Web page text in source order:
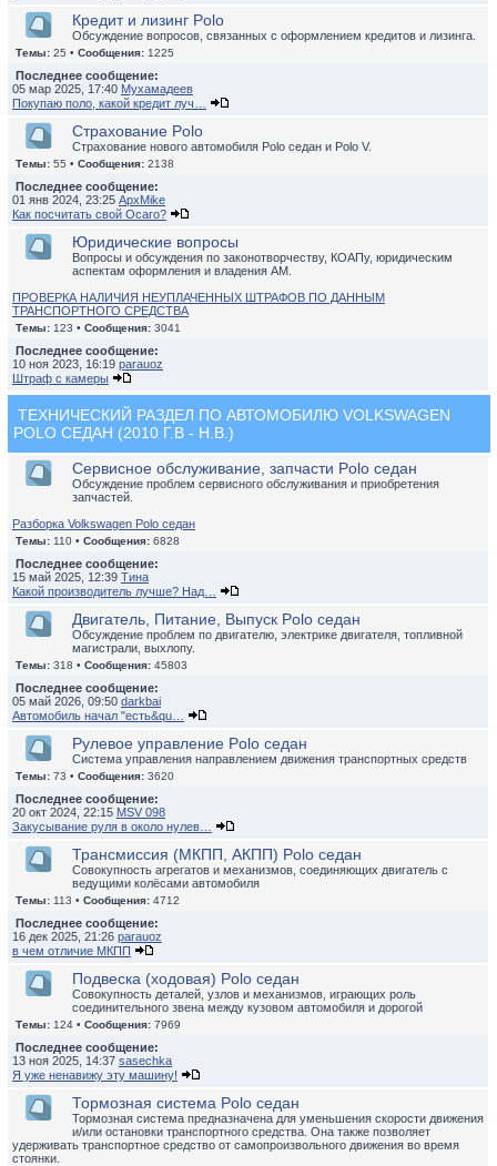
Кредит и лизинг Polo
Обсуждение вопросов, связанных с оформлением кредитов и лизинга.
Темы: 25 • Сообщения: 1225
Последнее сообщение:
05 мар 2025, 17:40 Мухамадеев
Покупаю поло, какой кредит луч…
Страхование Polo
Страхование нового автомобиля Polo седан и Polo V.
Темы: 55 • Сообщения: 2138
Последнее сообщение:
01 янв 2024, 23:25 ApxMike
Как посчитать свой Осаго?
Юридические вопросы
Вопросы и обсуждения по законотворчеству, КОАПу, юридическим
аспектам оформления и владения АМ.
ПРОВЕРКА НАЛИЧИЯ НЕУПЛАЧЕННЫХ ШТРАФОВ ПО ДАННЫМ
ТРАНСПОРТНОГО СРЕДСТВА
Темы: 123 • Сообщения: 3041
Последнее сообщение:
10 ноя 2023, 16:19 parauoz
Штраф с камеры
ТЕХНИЧЕСКИЙ РАЗДЕЛ ПО АВТОМОБИЛЮ VOLKSWAGEN
POLO СЕДАН (2010 Г.В - Н.В.)
Сервисное обслуживание, запчасти Polo седан
Обсуждение проблем сервисного обслуживания и приобретения
запчастей.
Разборка Volkswagen Polo седан
Темы: 110 • Сообщения: 6828
Последнее сообщение:
15 май 2025, 12:39 Тина
Какой производитель лучше? Над…
Двигатель, Питание, Выпуск Polo седан
Обсуждение проблем по двигателю, электрике двигателя, топливной
магистрали, выхлопу.
Темы: 318 • Сообщения: 45803
Последнее сообщение:
05 май 2026, 09:50 darkbai
Автомобиль начал "есть&qu…
Рулевое управление Polo седан
Система управления направлением движения транспортных средств
Темы: 73 • Сообщения: 3620
Последнее сообщение:
20 окт 2024, 22:15 MSV 098
Закусывание руля в около нулев…
Трансмиссия (МКПП, АКПП) Polo седан
Совокупность агрегатов и механизмов, соединяющих двигатель с
ведущими колёсами автомобиля
Темы: 113 • Сообщения: 4712
Последнее сообщение:
16 дек 2025, 21:26 parauoz
в чем отличие МКПП
Подвеска (ходовая) Polo седан
Совокупность деталей, узлов и механизмов, играющих роль
соединительного звена между кузовом автомобиля и дорогой
Темы: 124 • Сообщения: 7969
Последнее сообщение:
13 ноя 2025, 14:37 sasechka
Я уже ненавижу эту машину!
Тормозная система Polo седан
Тормозная система предназначена для уменьшения скорости движения
и/или остановки транспортного средства. Она также позволяет
удерживать транспортное средство от самопроизвольного движения во время
стоянки.